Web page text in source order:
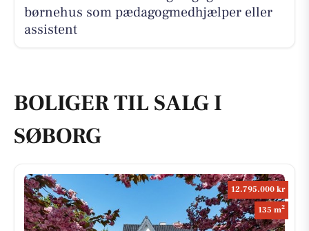
børnehus som pædagogmedhjælper eller
assistent
BOLIGER TIL SALG I
SØBORG
12.795.000 kr
135 m2